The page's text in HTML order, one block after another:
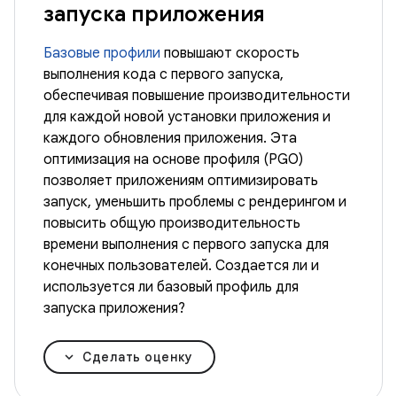
запуска приложения
Базовые профили повышают скорость
выполнения кода с первого запуска,
обеспечивая повышение производительности
для каждой новой установки приложения и
каждого обновления приложения. Эта
оптимизация на основе профиля (PGO)
позволяет приложениям оптимизировать
запуск, уменьшить проблемы с рендерингом и
повысить общую производительность
времени выполнения с первого запуска для
конечных пользователей. Создается ли и
используется ли базовый профиль для
запуска приложения?
Сделать оценку